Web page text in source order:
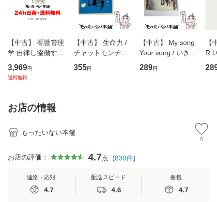
【中古】 看護管理
学 自律し協働する
専門職の看護マネ
ジメントスキル 改
恵 藤本幸三 / 南江
堂 [単行
3,969円
送料無料
【中古】 生命力 /
チャットモンチー /
キューンレコード
[CD]【メール便送
355円
【中古】 My song
Your song / いきも
のがかり / [CD]
【メール便送料無
289円
【
R
産
お店の情報
もったいない本舗
0
お店の評価： 4.7点 (830件)
連絡・応対
4.7
配送スピード
4.6
梱包
4.7